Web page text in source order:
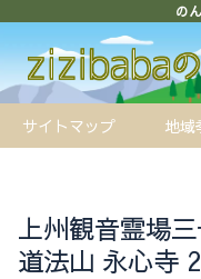
の
サイトマップ 地域
上州観音霊場
道法山 永心寺